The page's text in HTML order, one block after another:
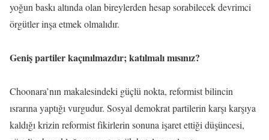
yoğun baskı altında olan bireylerden hesap sorabilecek devrimci
örgütler inşa etmek olmalıdır.
Geniş partiler kaçınılmazdır; katılmalı mısınız?
Choonara’nın makalesindeki güçlü nokta, reformist bilincin
ısrarına yaptığı vurgudur. Sosyal demokrat partilerin karşı karşıya
kaldığı krizin reformist fikirlerin sonuna işaret ettiği düşüncesi,